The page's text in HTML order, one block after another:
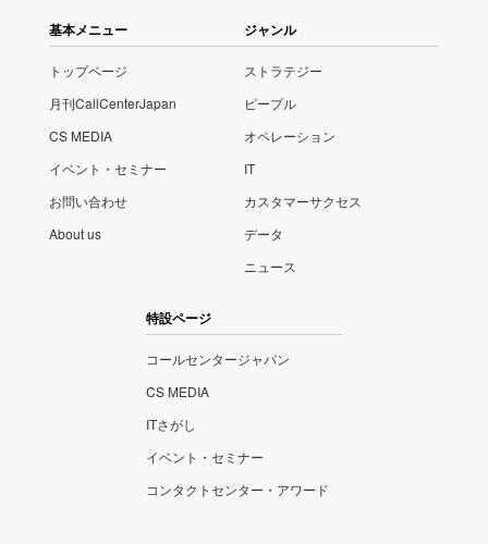
基本メニュー
トップページ
月刊CallCenterJapan
CS MEDIA
イベント・セミナー
お問い合わせ
About us
ジャンル
ストラテジー
ピープル
オペレーション
IT
カスタマーサクセス
データ
ニュース
特設ページ
コールセンタージャパン
CS MEDIA
ITさがし
イベント・セミナー
コンタクトセンター・アワード